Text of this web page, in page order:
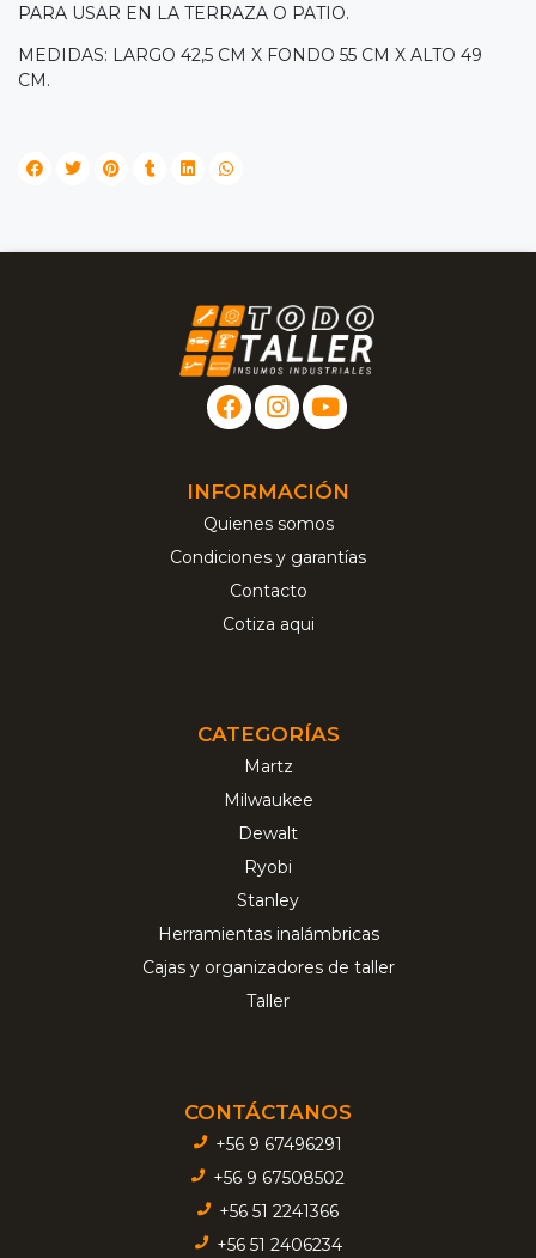
PARA USAR EN LA TERRAZA O PATIO.
MEDIDAS: LARGO 42,5 CM X FONDO 55 CM X ALTO 49
CM.
INFORMACIÓN
Quienes somos
Condiciones y garantías
Contacto
Cotiza aqui
CATEGORÍAS
Martz
Milwaukee
Dewalt
Ryobi
Stanley
Herramientas inalámbricas
Cajas y organizadores de taller
Taller
CONTÁCTANOS
+56 9 67496291
+56 9 67508502
+56 51 2241366
+56 51 2406234